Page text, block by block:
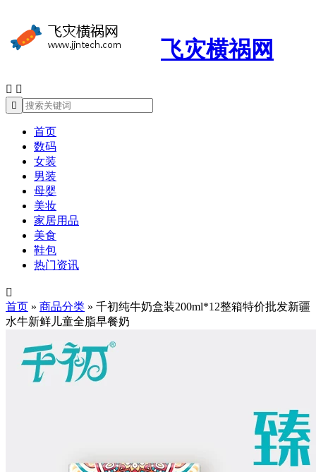
飞灾横祸网
 

首页
数码
女装
男装
母婴
美妆
家居用品
美食
鞋包
热门资讯

首页 » 商品分类 » 千初纯牛奶盒装200ml*12整箱特价批发新疆
水牛新鲜儿童全脂早餐奶